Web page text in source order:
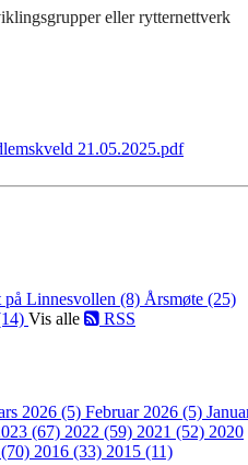
eller rytternettverk
21.05.2025.pdf
på Linnesvollen (8) Årsmøte (25)
Vis alle RSS
2026 (5) Februar 2026 (5)
(67) 2022 (59) 2021 (52) 2020
2016 (33) 2015 (11)